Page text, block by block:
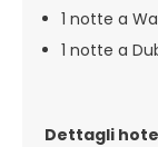
1 notte a
1 notte a
Dettagli